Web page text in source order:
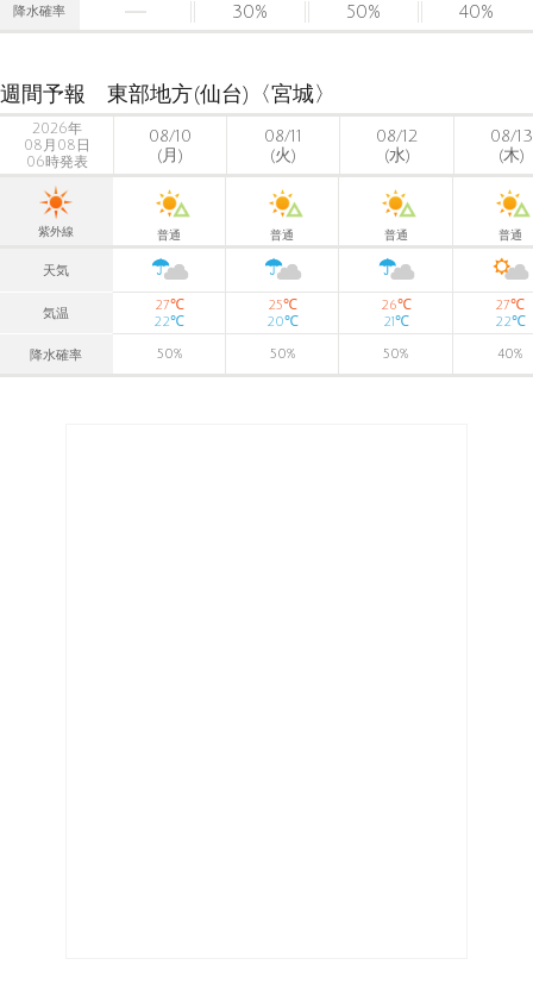
降水確率 30% 50% 40%
週間予報 東部地方(仙台)〈宮城〉
2026年
08月08日
06時発表
08/10
(月)
08/11
(火)
08/12
(水)
08/13
(木)
紫外線 普通 普通 普通 普通
天気
気温
27℃
22℃
25℃
20℃
26℃
21℃
27℃
22℃
降水確率 50% 50% 50% 40%